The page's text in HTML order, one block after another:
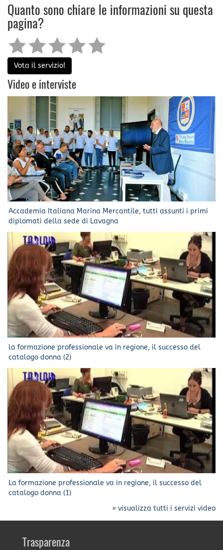
Quanto sono chiare le informazioni su questa
pagina?
Vota il servizio!
Video e interviste
Accademia Italiana Marina Mercantile, tutti assunti i primi
diplomati della sede di Lavagna
la formazione professionale va in regione, il successo del
catalogo donna (2)
La formazione professionale va in regione, il successo del
catalogo donna (1)
» visualizza tutti i servizi video
Trasparenza